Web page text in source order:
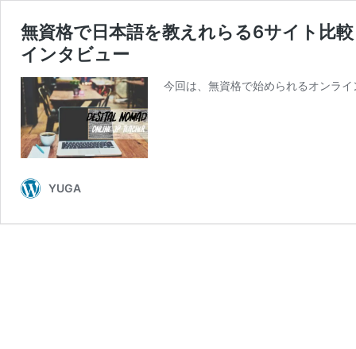
無資格で日本語を教えれらる6サイト比
インタビュー
今回は、無資格で始められるオンラ
YUGA